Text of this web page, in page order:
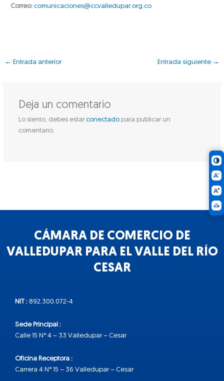
Correo: comunicaciones@ccvalledupar.org.co
← Entrada anterior Entrada siguiente →
Deja un comentario
Lo siento, debes estar conectadopara publicar un
comentario.
CÁMARA DE COMERCIO DE
VALLEDUPAR PARA EL VALLE DEL RÍO
CESAR
NIT : 892.300.072-4
Sede Principal :
Calle 15 N° 4 – 33 Valledupar – Cesar
Oficina Receptora :
Carrera 4 N° 15 – 36 Valledupar – Cesar